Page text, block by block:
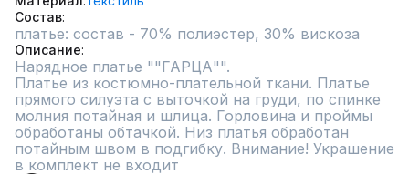
Состав
платье: состав - 70% полиэстер, 30% вискоза
Описание
Нарядное платье ""ГАРЦА"".
Платье из костюмно-плательной ткани. Платье
прямого силуэта с выточкой на груди, по спинке
молния потайная и шлица. Горловина и проймы
обработаны обтачкой. Низ платья обработан
потайным швом в подгибку. Внимание! Украшение
в комплект не входит